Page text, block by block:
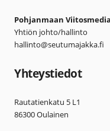
Pohjanmaan
Yhtiön johto/hallinto
hallinto@seutumajakka.fi
Yhteystiedot
Rautatienkatu 5 L1
86300 Oulainen